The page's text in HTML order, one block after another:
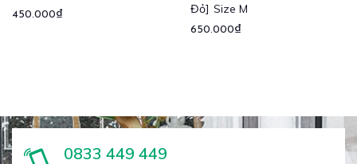
450.000₫
Đỏ] Size M
650.000₫
0833 449 449